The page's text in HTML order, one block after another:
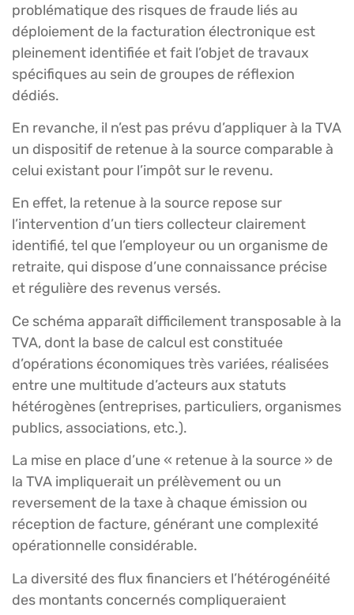
problématique des risques de fraude liés au
déploiement de la facturation électronique est
pleinement identifiée et fait l’objet de travaux
spécifiques au sein de groupes de réflexion
dédiés.
En revanche, il n’est pas prévu d’appliquer à la TVA
un dispositif de retenue à la source comparable à
celui existant pour l’impôt sur le revenu.
En effet, la retenue à la source repose sur
l’intervention d’un tiers collecteur clairement
identifié, tel que l’employeur ou un organisme de
retraite, qui dispose d’une connaissance précise
et régulière des revenus versés.
Ce schéma apparaît difficilement transposable à la
TVA, dont la base de calcul est constituée
d’opérations économiques très variées, réalisées
entre une multitude d’acteurs aux statuts
hétérogènes (entreprises, particuliers, organismes
publics, associations, etc.).
La mise en place d’une « retenue à la source » de
la TVA impliquerait un prélèvement ou un
reversement de la taxe à chaque émission ou
réception de facture, générant une complexité
opérationnelle considérable.
La diversité des flux financiers et l’hétérogénéité
des montants concernés compliqueraient